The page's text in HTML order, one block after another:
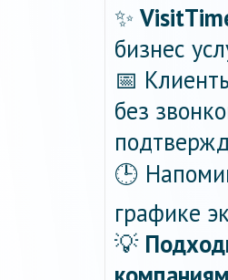
✨
бизнес
📅
без
🕒
графике
💡